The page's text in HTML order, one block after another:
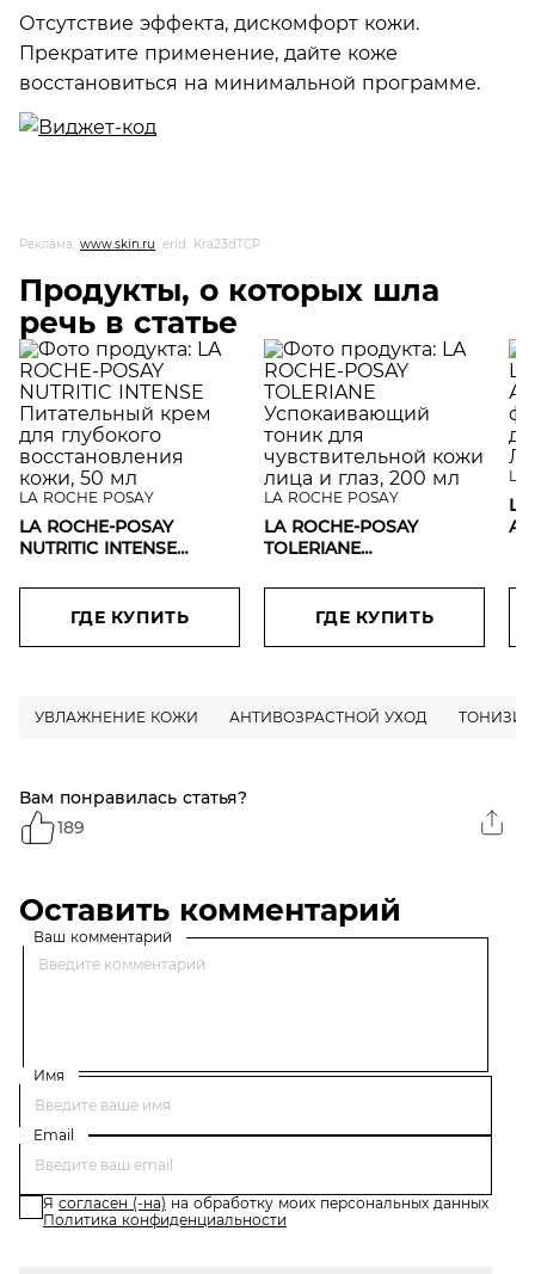
Отсутствие эффекта, дискомфорт кожи.
Прекратите применение, дайте коже
восстановиться на минимальной программе.
Реклама, www.skin.ru, erid: Kra23dTCP
Продукты, о которых шла
речь в статье
LA ROCHE POSAY
LA ROCHE-POSAY
NUTRITIC INTENSE
глубокого
восстановления кожи,
ГДЕ КУПИТЬ
LA ROCHE POSAY
LA ROCHE-POSAY
TOLERIANE
для чувствительной
кожи лица и глаз, 200
ГДЕ КУПИТЬ
УВЛАЖНЕНИЕ КОЖИ АНТИВОЗРАСТНОЙ УХОД
Вам понравилась статья?
189
Оставить комментарий
Ваш комментарий
Имя
Email
Я согласен (-на) на обработку моих персональных данных
Политика конфиденциальности